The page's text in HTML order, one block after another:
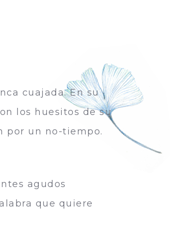
cuajada. En su
los huesitos de su
por un no-tiempo.
agudos
que quiere